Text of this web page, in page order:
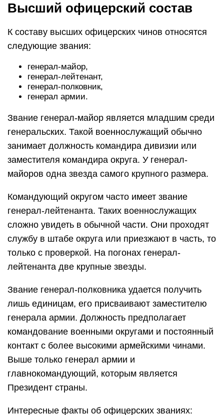
Высший офицерский состав
К составу высших офицерских чинов относятся
следующие звания:
генерал-майор,
генерал-лейтенант,
генерал-полковник,
генерал армии.
Звание генерал-майор является младшим среди
генеральских. Такой военнослужащий обычно
занимает должность командира дивизии или
заместителя командира округа. У генерал-
майоров одна звезда самого крупного размера.
Командующий округом часто имеет звание
генерал-лейтенанта. Таких военнослужащих
сложно увидеть в обычной части. Они проходят
службу в штабе округа или приезжают в часть, то
только с проверкой. На погонах генерал-
лейтенанта две крупные звезды.
Звание генерал-полковника удается получить
лишь единицам, его присваивают заместителю
генерала армии. Должность предполагает
командование военными округами и постоянный
контакт с более высокими армейскими чинами.
Выше только генерал армии и
главнокомандующий, которым является
Президент страны.
Интересные факты об офицерских званиях: